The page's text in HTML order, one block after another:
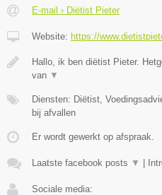
E-mail › Diëtist Pieter
Website: https://
Hallo, ik ben diëtist Pieter.
van ▼
Diensten: Diëtist,
bij afvallen
Er wordt gewerkt op afspraak.
Laatste facebook posts ▼ |
Sociale media: